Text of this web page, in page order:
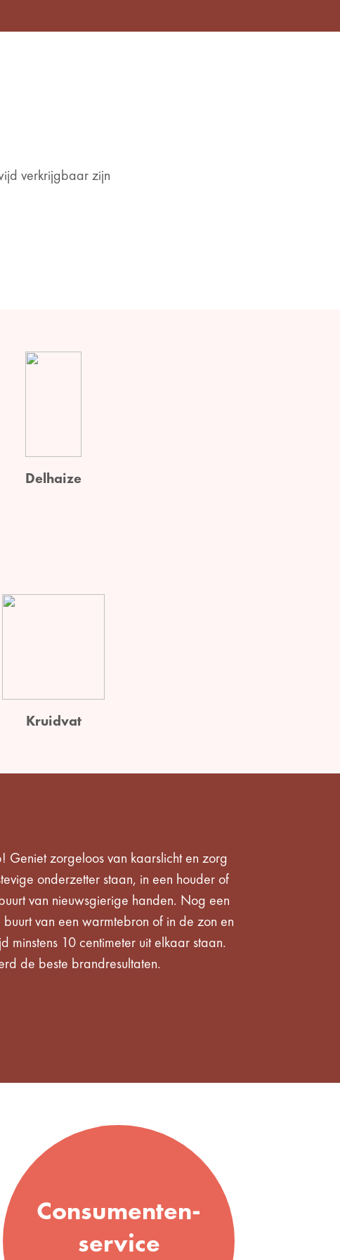
verkrijgbaar zijn
Delhaize
Kruidvat
Geniet zorgeloos van kaarslicht en zorg
onderzetter staan, in een houder of
van nieuwsgierige handen. Nog een
van een warmtebron of in de zon en
minstens 10 centimeter uit elkaar staan.
de beste brandresultaten.
Consumenten-
service